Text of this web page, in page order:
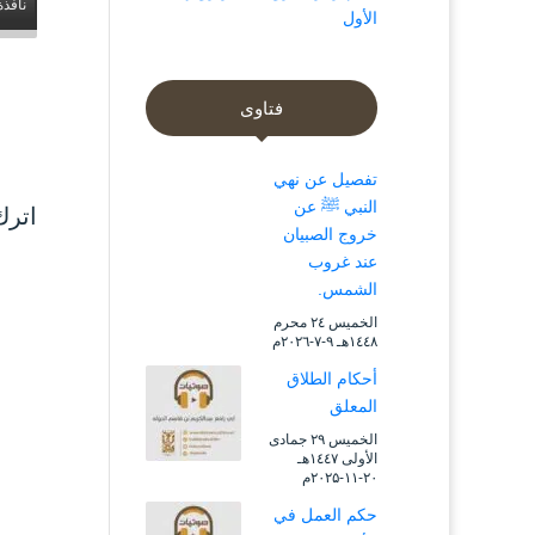
الأول
فتاوى
تفصيل عن نهي
النبي ﷺ عن
خروج الصبيان
عند غروب
الشمس.
الخميس ۲٤ محرم
۱٤٤۸هـ ۹-۷-۲۰۲٦م
أحكام الطلاق
المعلق
الخميس ۲۹ جمادى
الأولى ۱٤٤۷هـ
۲۰-۱۱-۲۰۲۵م
حكم العمل في